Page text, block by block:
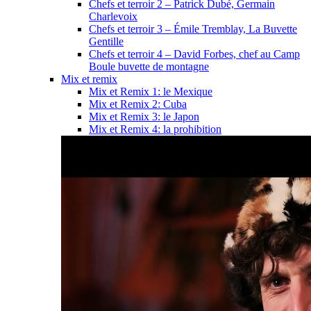
Chefs et terroir 2 – Patrick Dubé, Germain
Charlevoix
Chefs et terroir 3 – Émile Tremblay, La Buvette
Gentille
Chefs et terroir 4 – David Forbes, chef au Camp
Boule buvette de montagne
Mix et remix
Mix et Remix 1: le Mexique
Mix et Remix 2: Cuba
Mix et Remix 3: le Japon
Mix et Remix 4: la prohibition